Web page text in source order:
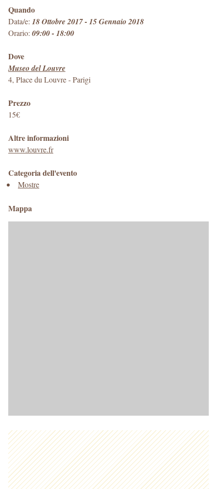
Quando
Data/e: 18 Ottobre 2017 - 15 Gennaio 2018
Orario: 09:00 - 18:00
Dove
Museo del Louvre
4, Place du Louvre-Parigi
Prezzo
15€
Altre informazioni
www.louvre.fr
Categoria dell'evento
Mostre
Mappa